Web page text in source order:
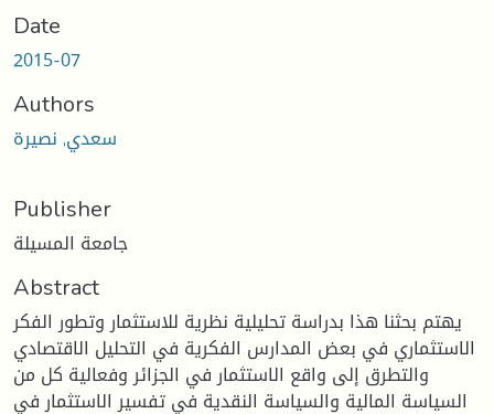
Date
2015-07
Authors
سعدي, نصيرة
Publisher
جامعة المسيلة
Abstract
يهتم بحثنا هذا بدراسة تحليلية نظرية للاستثمار وتطور الفكر
الاستثماري في بعض المدارس الفكرية في التحليل الاقتصادي
والتطرق إلى واقع الاستثمار في الجزائر وفعالية كل من
السياسة المالية والسياسة النقدية في تفسير الاستثمار في